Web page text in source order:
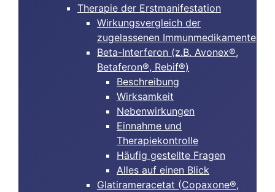
Therapie der Erstmanifestation
Wirkungsvergleich der
zugelassenen Immunmedikamente
Beta-Interferon (z.B. Avonex®,
Betaferon®, Rebif®)
Beschreibung
Wirksamkeit
Nebenwirkungen
Einnahme und
Therapiekontrolle
Häufig gestellte Fragen
Alles auf einen Blick
Glatirameracetat (Copaxone®,